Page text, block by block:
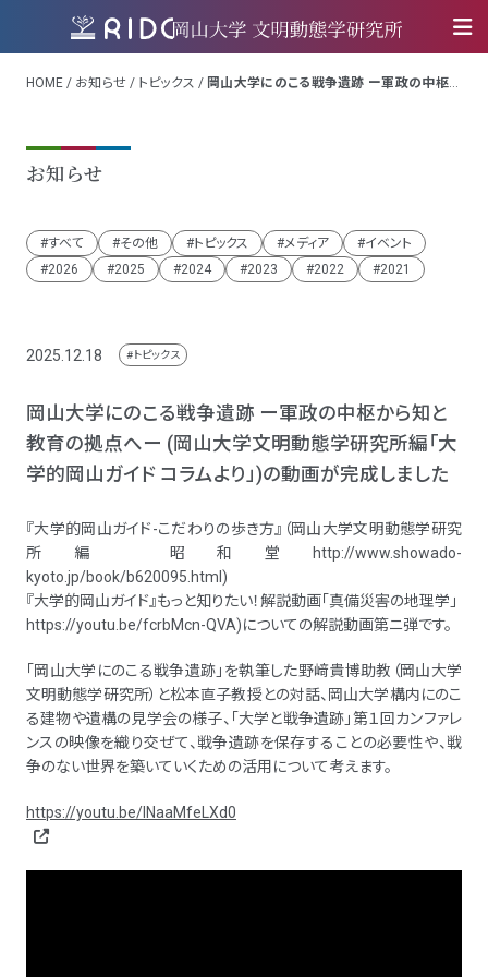
HOME / お知らせ / トピックス / 岡山大学にのこる戦争遺跡 ー軍政の中枢か
お知らせ
すべて その他 トピックス メディア
イベント
2026
2025 2024 2023 2022 2021
2025.12.18 トピックス
岡山大学にのこる戦争遺跡 ー軍政の中枢から知と
教育の拠点へー (岡山大学文明動態学研究所編「大
学的岡山ガイド コラムより」)の動画が完成しました
『大学的岡山ガイド-こだわりの歩き方』（岡山大学文明動態学研究
所編 昭和堂http://www.showado-
kyoto.jp/book/b620095.html)
『大学的岡山ガイド』もっと知りたい！解説動画「真備災害の地理学」
https://youtu.be/fcrbMcn-QVA)についての解説動画第ニ弾です。
「岡山大学にのこる戦争遺跡」を執筆した野﨑貴博助教（岡山大学
文明動態学研究所）と松本直子教授との対話、岡山大学構内にのこ
る建物や遺構の見学会の様子、「大学と戦争遺跡」第１回カンファレ
ンスの映像を織り交ぜて、戦争遺跡を保存することの必要性や、戦
争のない世界を築いていくための活用について考えます。
https://youtu.be/lNaaMfeLXd0